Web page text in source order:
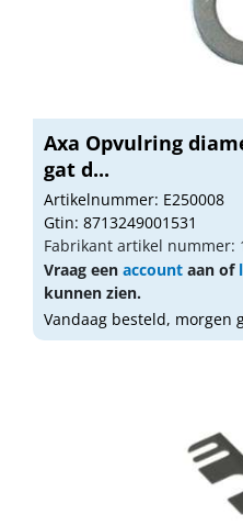
Axa Opvulring
gat d...
Artikelnummer: E250008
Gtin: 8713249001531
Fabrikant artikel nummer:
Vraag een account aan of
kunnen zien.
Vandaag besteld, morgen